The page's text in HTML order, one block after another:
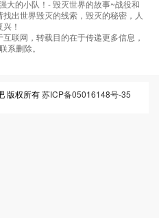
大的小队！- 毁灭世界的故事~战役和
出世界毁灭的线索，毁灭的秘密，人
！
联网，转载目的在于传递更多信息，
系删除。
版权所有苏ICP备05016148号-35